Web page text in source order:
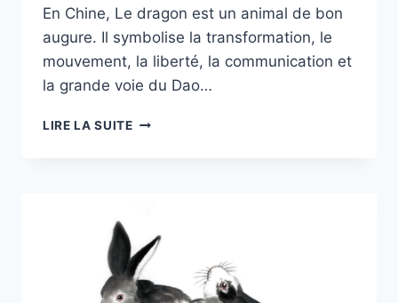
En Chine, Le dragon est un animal de bon
augure. Il symbolise la transformation, le
mouvement, la liberté, la communication et
la grande voie du Dao…
LIRE LA SUITEBONNE